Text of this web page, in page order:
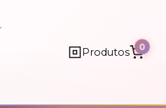
Produtos 0